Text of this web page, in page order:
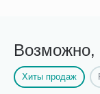
Возможно,
Хиты продаж